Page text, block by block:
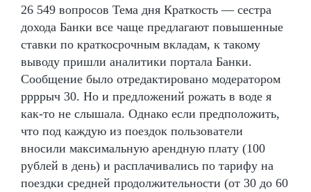
26 549 вопросов Тема дня Краткость — сестра
дохода Банки все чаще предлагают повышенные
ставки по краткосрочным вкладам, к такому
выводу пришли аналитики портала Банки.
Сообщение было отредактировано модератором
ррррыч 30. Но и предложений рожать в воде я
как-то не слышала. Однако если предположить,
что под каждую из поездок пользователи
вносили максимальную арендную плату (100
рублей в день) и расплачивались по тарифу на
поездки средней продолжительности (от 30 до 60